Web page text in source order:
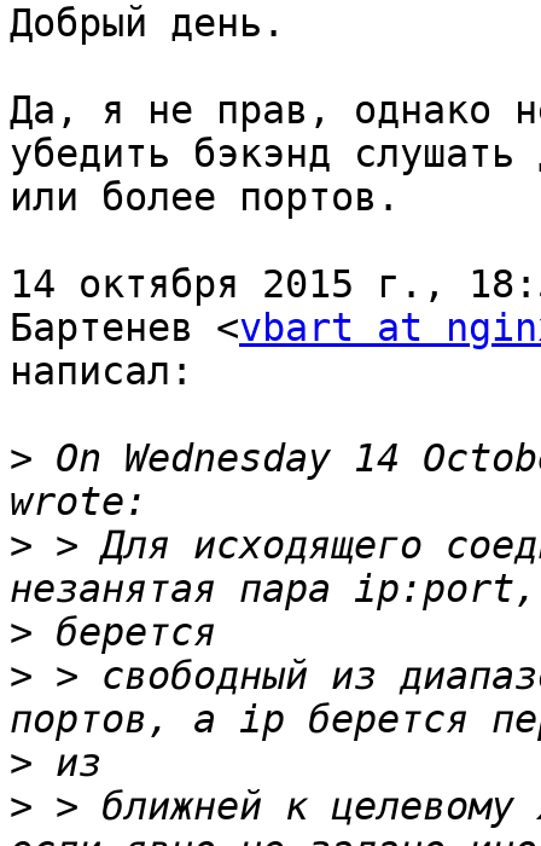
Добрый день.
Да, я не прав, однако
убедить бэкэнд слушать
или более портов.
14 октября 2015 г.,
Бартенев <vbart at
написал:
> On Wednesday 14
> > Для исходящего
>
> > свободный из
>
> > ближней к целевому